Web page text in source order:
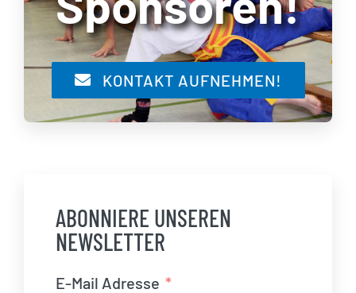
KONTAKT AUFNEHMEN!
ABONNIERE UNSEREN
NEWSLETTER
E-Mail Adresse